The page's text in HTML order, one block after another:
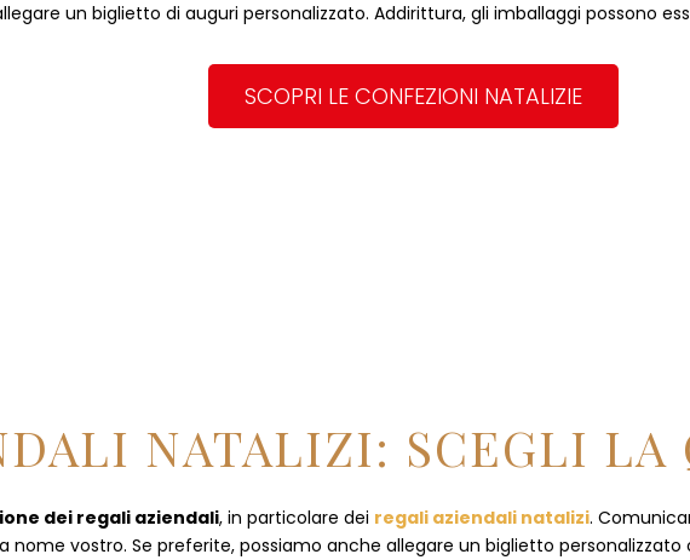
un biglietto di auguri personalizzato. Addirittura, gli imballaggi possono
SCOPRI LE CONFEZIONI NATALIZIE
NATALIZI: SCEGLI LA
dei regali aziendali, in particolare dei regali aziendali natalizi.
vostro. Se preferite, possiamo anche allegare un biglietto personalizzato